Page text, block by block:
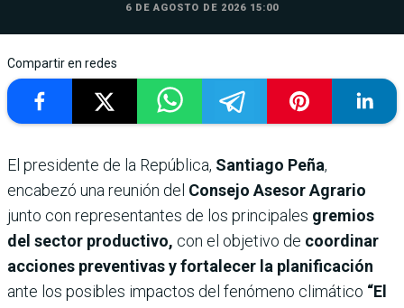
6 DE AGOSTO DE 2026 15:00
Compartir en redes
El presidente de la República, Santiago Peña,
encabezó una reunión del Consejo Asesor Agrario
junto con representantes de los principales gremios
del sector productivo, con el objetivo de coordinar
acciones preventivas y fortalecer la planificación
ante los posibles impactos del fenómeno climático “El